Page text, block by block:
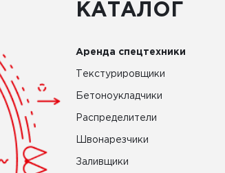
КАТАЛОГ
Аренда спецтехники
Текстурировщики
Бетоноукладчики
Распределители
Швонарезчики
Заливщики